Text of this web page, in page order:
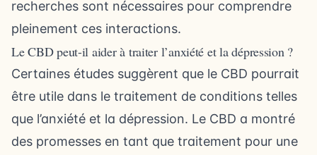
recherches sont nécessaires pour comprendre
pleinement ces interactions.
Le CBD peut-il aider à traiter l’anxiété et la dépression ?
Certaines études suggèrent que le CBD pourrait
être utile dans le traitement de conditions telles
que l’anxiété et la dépression. Le CBD a montré
des promesses en tant que traitement pour une